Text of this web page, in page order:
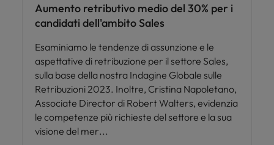
Aumento retributivo medio del 30% per i
candidati dell'ambito Sales
Esaminiamo le tendenze di assunzione e le
aspettative di retribuzione per il settore Sales,
sulla base della nostra Indagine Globale sulle
Retribuzioni 2023. Inoltre, Cristina Napoletano,
Associate Director di Robert Walters, evidenzia
le competenze più richieste del settore e la sua
visione del mer